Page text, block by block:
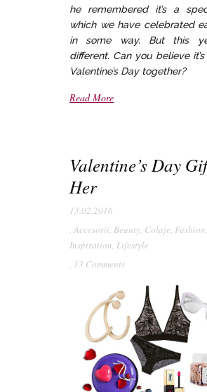
he remembered it’s a
which we have celebrated
in some way. But this
different. Can you believe
Valentine’s Day together?
Read More
Valentine’s Day
Her
13.02.2016
, Accesorii, Beauty, Colaje, Fashion,
Inspiration, Lifestyle
, 13 Comments